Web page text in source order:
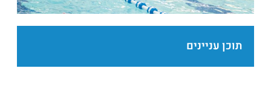
תוכן עניינים